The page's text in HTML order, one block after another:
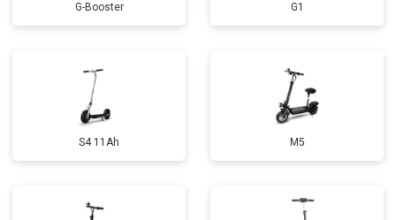
G-Booster G1
S4 11Ah M5